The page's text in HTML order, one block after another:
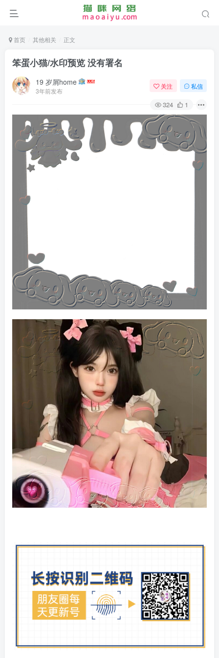
首页 其他相关 正文
笨蛋小猫/水印预览 没有署名
19 岁屑home
3年前发布
关注 私信
324 1